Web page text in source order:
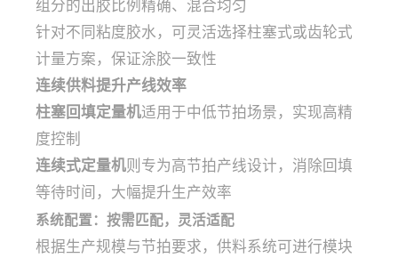
组分的出胶比例精确、混合均匀
针对不同粘度胶水，可灵活选择柱塞式或齿轮式
计量方案，保证涂胶一致性
连续供料提升产线效率
柱塞回填定量机适用于中低节拍场景，实现高精
度控制
连续式定量机则专为高节拍产线设计，消除回填
等待时间，大幅提升生产效率
系统配置：按需匹配，灵活适配
根据生产规模与节拍要求，供料系统可进行模块